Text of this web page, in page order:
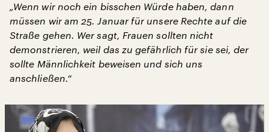
„Wenn wir noch ein bisschen Würde haben, dann
müssen wir am 25. Januar für unsere Rechte auf die
Straße gehen. Wer sagt, Frauen sollten nicht
demonstrieren, weil das zu gefährlich für sie sei, der
sollte Männlichkeit beweisen und sich uns
anschließen.“